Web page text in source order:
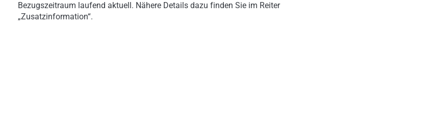
Bezugszeitraum laufend aktuell. Nähere Details dazu finden Sie im Reiter
„Zusatzinformation“.